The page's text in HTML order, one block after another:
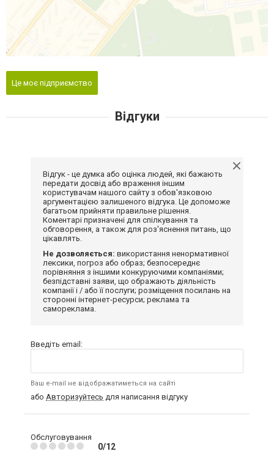
Це моє підприємство
Відгуки
Відгук - це думка або оцінка людей, які бажають
передати досвід або враження іншим
користувачам нашого сайту з обов'язковою
аргументацією залишеного відгука. Це допоможе
багатьом прийняти правильне рішення.
Коментарі призначені для спілкування та
обговорення, а також для роз'яснення питань, що
цікавлять.
Не дозволяється: використання ненормативної
лексики, погроз або образ; безпосереднє
порівняння з іншими конкуруючими компаніями;
безпідставні заяви, що ображають діяльність
компанії і / або її послуги; розміщення посилань на
сторонні інтернет-ресурси; реклама та
самореклама.
Введіть email:
Ваш e-mail не відображатиметься на сайті
або Авторизуйтесь для написання відгуку
Обслуговування
0/12